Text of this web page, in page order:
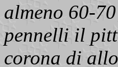
almeno 60-
pennelli il
corona di